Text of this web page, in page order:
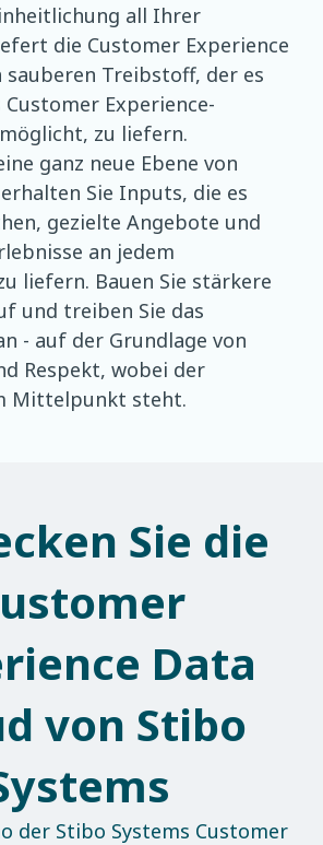
all Ihrer
die Customer Experience
sauberen Treibstoff, der es
Experience-
zu liefern.
ganz neue Ebene von
Sie Inputs, die es
gezielte Angebote und
an jedem
liefern. Bauen Sie stärkere
und treiben Sie das
- auf der Grundlage von
Respekt, wobei der
Mittelpunkt steht.
Sie die
Data
von Stibo
der Stibo Systems Customer